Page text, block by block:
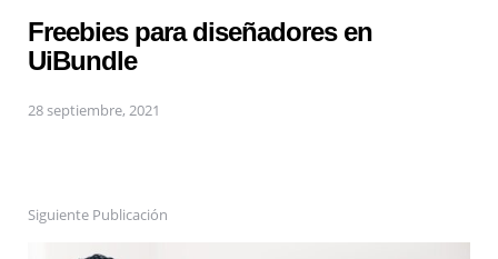
Freebies para diseñadores en
UiBundle
28 septiembre, 2021
Siguiente Publicación